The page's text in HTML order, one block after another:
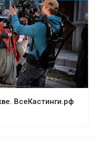
ВсеКастинги.рф